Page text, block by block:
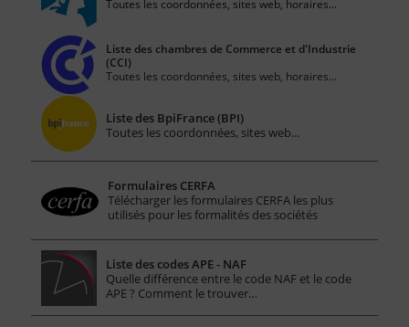
Toutes les coordonnées, sites web, horaires...
Liste des chambres de Commerce et d'Industrie
(CCI)
Toutes les coordonnées, sites web, horaires...
Liste des BpiFrance (BPI)
Toutes les coordonnées, sites web...
Formulaires CERFA
Télécharger les formulaires CERFA les plus
utilisés pour les formalités des sociétés
Liste des codes APE - NAF
Quelle différence entre le code NAF et le code
APE ? Comment le trouver…